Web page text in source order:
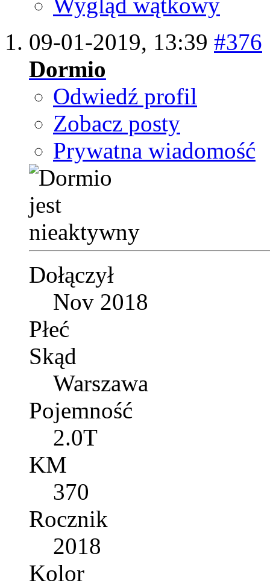
Wygląd wątkowy
09-01-2019, 13:39 #376
Dormio
Odwiedź profil
Zobacz posty
Prywatna wiadomość
Dołączył
Nov 2018
Płeć
Skąd
Warszawa
Pojemność
2.0T
KM
370
Rocznik
2018
Kolor